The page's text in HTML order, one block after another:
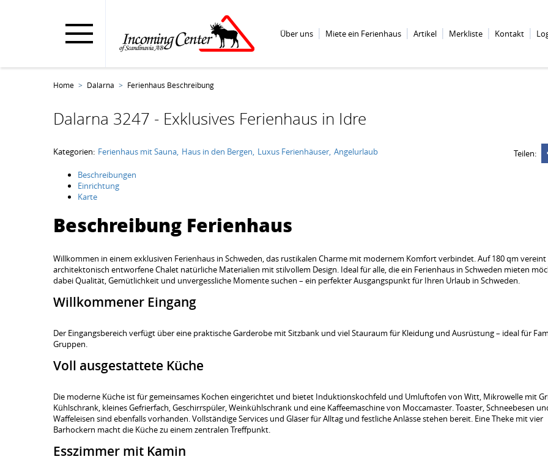
Über uns Miete ein Ferienhaus Artikel Merkliste Kontakt
Home Dalarna Ferienhaus Beschreibung
Dalarna 3247 - Exklusives Ferienhaus in Idre
Kategorien: Ferienhaus mit Sauna Haus in den Bergen Luxus Ferienhäuser Angelurlaub
Teilen:
Beschreibungen
Einrichtung
Karte
Beschreibung Ferienhaus
Willkommen in einem exklusiven Ferienhaus in Schweden, das rustikalen Charme mit modernem Komfort verbindet. Auf 180 qm vereint
architektonisch entworfene Chalet natürliche Materialien mit stilvollem Design. Ideal für alle, die ein Ferienhaus in Schweden mieten
dabei Qualität, Gemütlichkeit und unvergessliche Momente suchen – ein perfekter Ausgangspunkt für Ihren Urlaub in Schweden.
Willkommener Eingang
Der Eingangsbereich verfügt über eine praktische Garderobe mit Sitzbank und viel Stauraum für Kleidung und Ausrüstung – ideal für
Gruppen.
Voll ausgestattete Küche
Die moderne Küche ist für gemeinsames Kochen eingerichtet und bietet Induktionskochfeld und Umluftofen von Witt, Mikrowelle mit
Kühlschrank, kleines Gefrierfach, Geschirrspüler, Weinkühlschrank und eine Kaffeemaschine von Moccamaster. Toaster, Schneebesen
Waffeleisen sind ebenfalls vorhanden. Vollständige Services und Gläser für Alltag und festliche Anlässe stehen bereit. Eine Theke mit vier
Barhockern macht die Küche zu einem zentralen Treffpunkt.
Esszimmer mit Kamin